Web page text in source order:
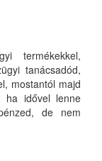
termékekkel,
tanácsadód,
mostantól majd
ha idővel lenne
de nem